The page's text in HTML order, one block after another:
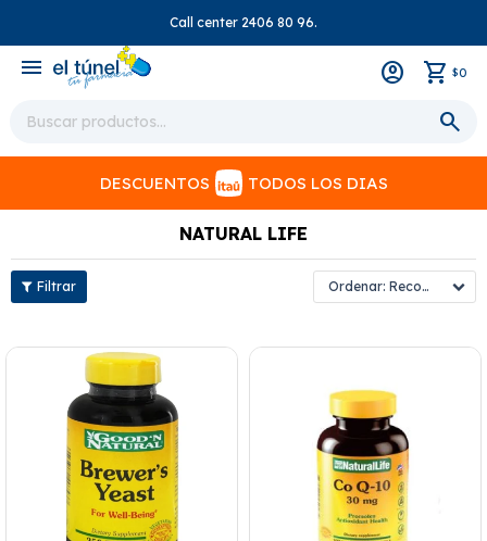
Call center 2406 80 96.
menu $0
DESCUENTOS TODOS LOS DIAS
NATURAL LIFE
Recomendados
close